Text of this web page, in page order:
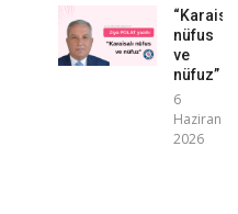
“Karaisalı
nüfus
ve
nüfuz”
6
Haziran
2026